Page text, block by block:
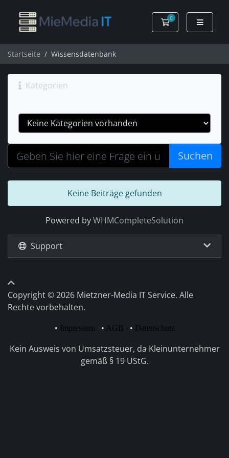
0
Warenkorb
Startseite Wissensdatenbank
Kategorien
Suchen
Keine Beiträge gefunden
Powered byWHMCompleteSolution
Support
Copyright © 2026 Mietzner-Media IT Service. Alle
Rechte vorbehalten.
• Impressum • AGB • Datenschutz
Kein Ausweis von Umsatzsteuer, da Kleinunternehmer
gemäß § 19 UStG.